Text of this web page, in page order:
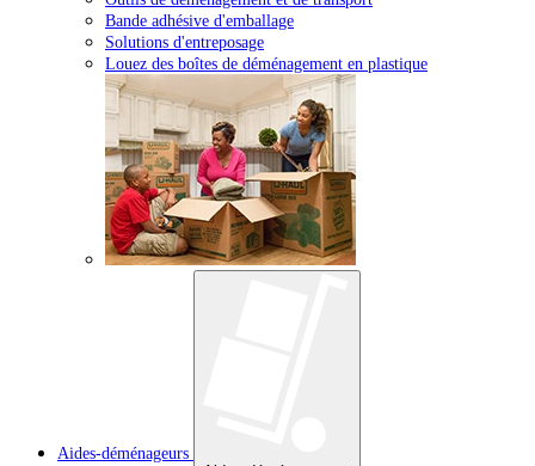
Bande adhésive d'emballage
Solutions d'entreposage
Louez des boîtes de déménagement en plastique
Aides-déménageurs